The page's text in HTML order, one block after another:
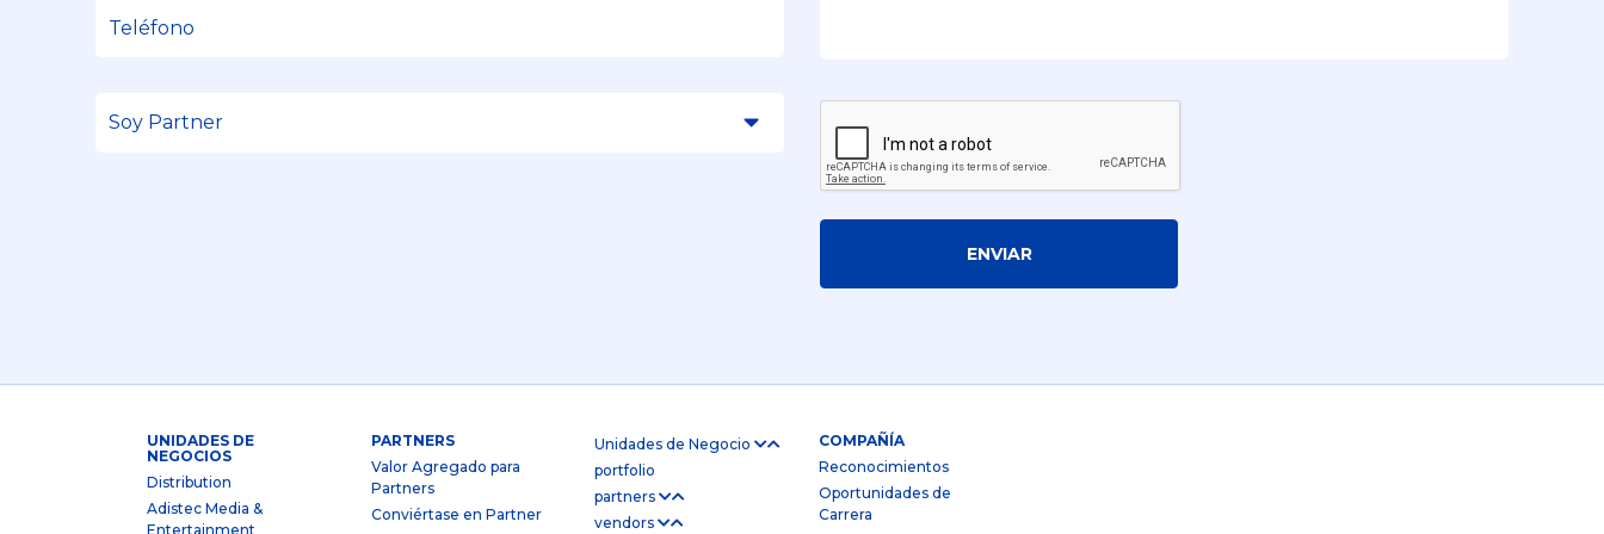
ENVIAR
UNIDADES DE
NEGOCIOS
Distribution
Adistec Media &
Entertainment
PARTNERS
Valor Agregado para
Partners
Conviértase en Partner
Unidades de Negocio
portfolio
partners
vendors
COMPAÑÍA
Reconocimientos
Oportunidades de
Carrera